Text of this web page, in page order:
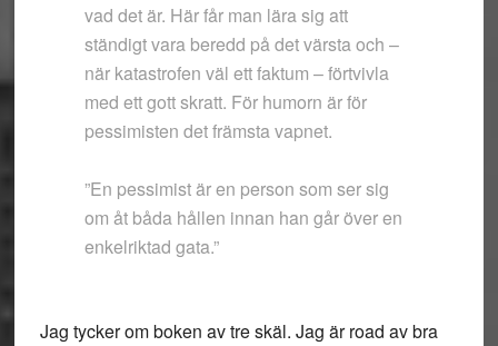
vad det är. Här får man lära sig att
ständigt vara beredd på det värsta och –
när katastrofen väl ett faktum – förtvivla
med ett gott skratt. För humorn är för
pessimisten det främsta vapnet.
”En pessimist är en person som ser sig
om åt båda hållen innan han går över en
enkelriktad gata.”
Jag tycker om boken av tre skäl. Jag är road av bra